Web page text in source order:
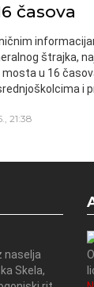
časova
štrajka,
u 16
i
21:38
naselja
Skela,